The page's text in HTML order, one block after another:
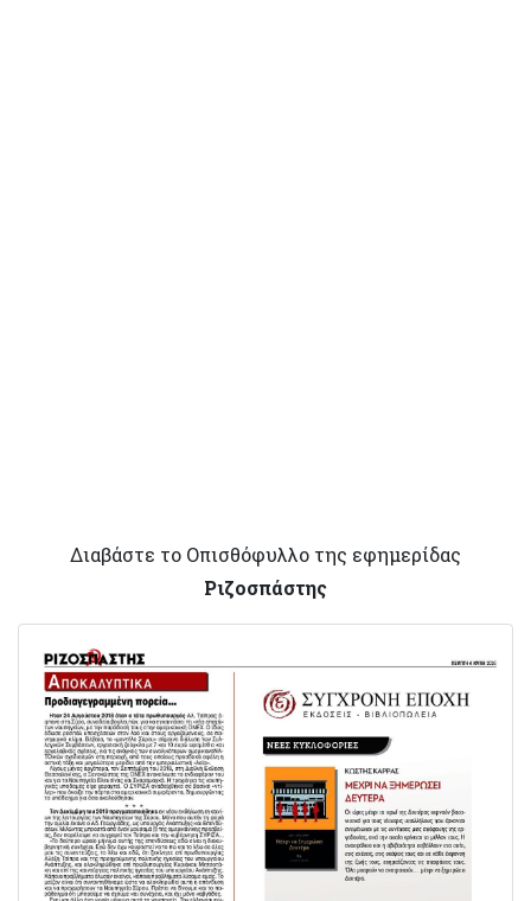
Διαβάστε το Οπισθόφυλλο της εφημερίδας
Ριζοσπάστης